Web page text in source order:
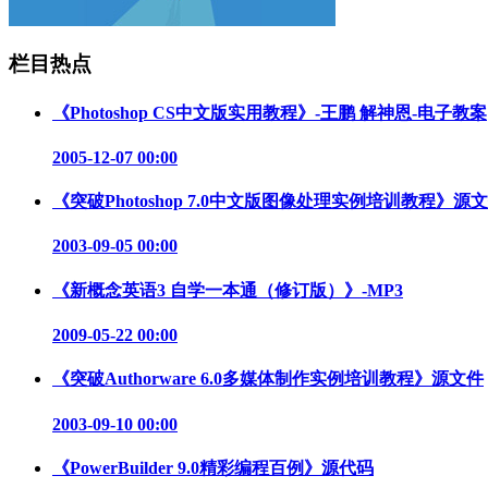
栏目热点
《Photoshop CS中文版实用教程》-王鹏 解神恩-电子教案
2005-12-07 00:00
《突破Photoshop 7.0中文版图像处理实例培训教程》源
2003-09-05 00:00
《新概念英语3 自学一本通（修订版）》-MP3
2009-05-22 00:00
《突破Authorware 6.0多媒体制作实例培训教程》源文件
2003-09-10 00:00
《PowerBuilder 9.0精彩编程百例》源代码